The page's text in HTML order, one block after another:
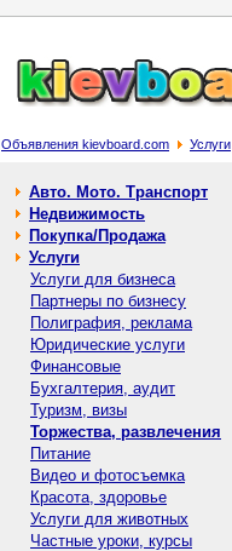
Объявления kievboard.com Услуги
Авто. Мото. Транспорт
Недвижимость
Покупка/Продажа
Услуги
Услуги для бизнеса
Партнеры по бизнесу
Полиграфия, реклама
Юридические услуги
Финансовые
Бухгалтерия, аудит
Туризм, визы
Торжества, развлечения
Питание
Видео и фотосъемка
Красота, здоровье
Услуги для животных
Частные уроки, курсы